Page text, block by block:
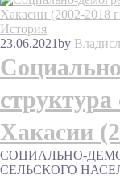
История
23.06.2021by
структура
Хакасии
СОЦИАЛЬНО-
СЕЛЬСКОГО